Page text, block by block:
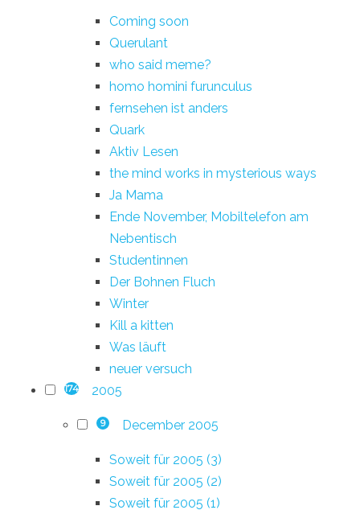
Coming soon
Querulant
who said meme?
homo homini furunculus
fernsehen ist anders
Quark
Aktiv Lesen
the mind works in mysterious ways
Ja Mama
Ende November, Mobiltelefon am
Nebentisch
Studentinnen
Der Bohnen Fluch
Winter
Kill a kitten
Was läuft
neuer versuch
174 2005
9 December 2005
Soweit für 2005 (3)
Soweit für 2005 (2)
Soweit für 2005 (1)